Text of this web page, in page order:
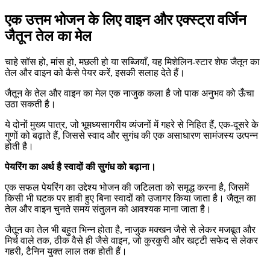
एक उत्तम भोजन के लिए वाइन और एक्स्ट्रा वर्जिन
जैतून तेल का मेल
चाहे सॉस हो, मांस हो, मछली हो या सब्जियाँ, यह मिशेलिन-स्टार शेफ जैतून का
तेल और वाइन को कैसे पेयर करें, इसकी सलाह देते हैं।
जैतून के तेल और वाइन का मेल एक नाजुक कला है जो पाक अनुभव को ऊँचा
उठा सकती है।
ये दोनों मुख्य पात्र, जो भूमध्यसागरीय व्यंजनों में गहरे से निहित हैं, एक-दूसरे के
गुणों को बढ़ाते हैं, जिससे स्वाद और सुगंध की एक असाधारण सामंजस्य उत्पन्न
होती है।
पेयरिंग का अर्थ है स्वादों की सुगंध को बढ़ाना।
एक सफल पेयरिंग का उद्देश्य भोजन की जटिलता को समृद्ध करना है, जिसमें
किसी भी घटक पर हावी हुए बिना स्वादों को उजागर किया जाता है। जैतून का
तेल और वाइन चुनते समय संतुलन को आवश्यक माना जाता है।
जैतून का तेल भी बहुत भिन्न होता है, नाजुक मक्खन जैसे से लेकर मजबूत और
मिर्च वाले तक, ठीक वैसे ही जैसे वाइन, जो कुरकुरी और खट्टी सफेद से लेकर
गहरी, टैनिन युक्त लाल तक होती हैं।